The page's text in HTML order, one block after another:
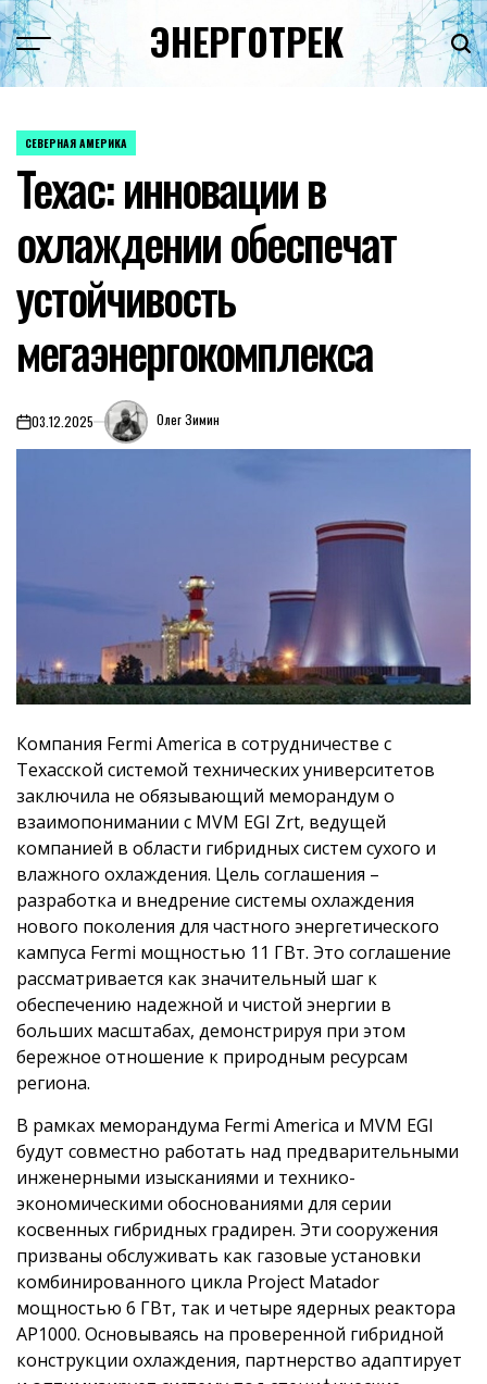
Перейти
к
содержимому
ЭНЕРГОТРЕК
ОПУБЛИКОВАНО
СЕВЕРНАЯ АМЕРИКА
Техас: инновации в
охлаждении обеспечат
устойчивость
мегаэнергокомплекса
on03.12.2025 Олег Зимин
Компания Fermi America в сотрудничестве с
Техасской системой технических университетов
заключила не обязывающий меморандум о
взаимопонимании с MVM EGI Zrt, ведущей
компанией в области гибридных систем сухого и
влажного охлаждения. Цель соглашения –
разработка и внедрение системы охлаждения
нового поколения для частного энергетического
кампуса Fermi мощностью 11 ГВт. Это соглашение
рассматривается как значительный шаг к
обеспечению надежной и чистой энергии в
больших масштабах, демонстрируя при этом
бережное отношение к природным ресурсам
региона.
В рамках меморандума Fermi America и MVM EGI
будут совместно работать над предварительными
инженерными изысканиями и технико-
экономическими обоснованиями для серии
косвенных гибридных градирен. Эти сооружения
призваны обслуживать как газовые установки
комбинированного цикла Project Matador
мощностью 6 ГВт, так и четыре ядерных реактора
AP1000. Основываясь на проверенной гибридной
конструкции охлаждения, партнерство адаптирует